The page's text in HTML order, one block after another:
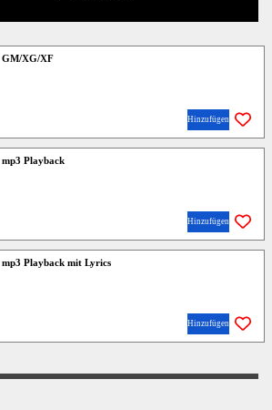
XG/XF
Hinzufügen
Playback
Hinzufügen
Playback mit Lyrics
Hinzufügen